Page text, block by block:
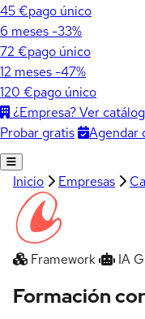
45 €pago único
6 meses -33%
72 €pago único
12 meses -47%
120 €pago único
¿Empresa? Ver
Probar gratis
Agendar
Inicio Empresas
Framework IA
Formación